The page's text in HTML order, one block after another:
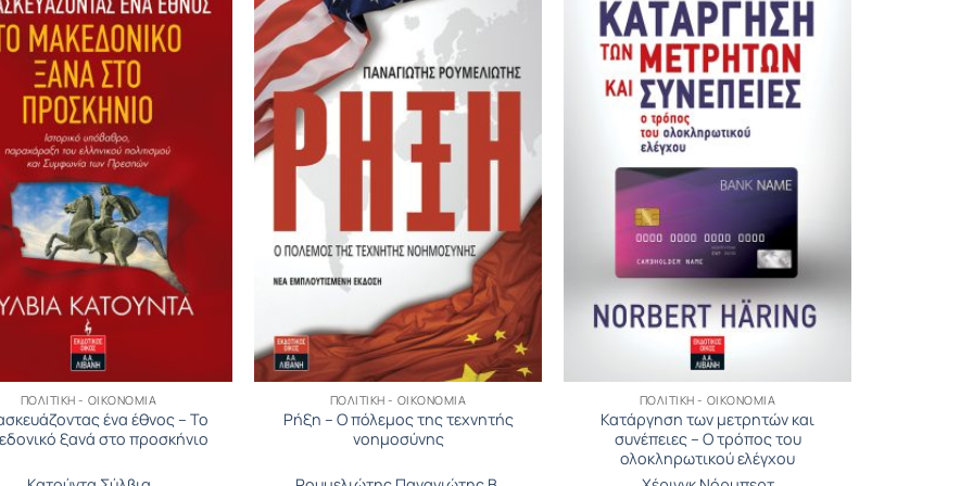
ΠΟΛΙΤΙΚΉ - ΟΙΚΟΝΟΜΊΑ
ένα έθνος – Το
ξανά στο προσκήνιο
ΠΟΛΙΤΙΚΉ - ΟΙΚΟΝΟΜΊΑ
Ρήξη – Ο πόλεμος της τεχνητής
νοημοσύνης
ΠΟΛΙΤΙΚΉ - ΟΙΚΟΝΟΜΊΑ
Κατάργηση των μετρητών και
συνέπειες – Ο τρόπος του
ολοκληρωτικού ελέγχου